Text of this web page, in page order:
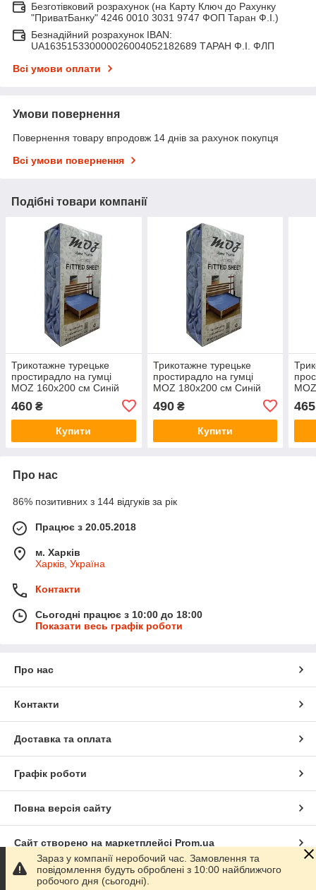
Безготівковий розрахунок (на Карту Ключ до Рахунку
"ПриватБанку" 4246 0010 3031 9747 ФОП Таран Ф.І.)
Безнадійний розрахунок IBAN:
UA163515330000026004052182689 ТАРАН Ф.І. ФЛП
Всі умови оплати
Умови повернення
Повернення товару впродовж 14 днів за рахунок покупця
Всі умови повернення
Подібні товари компанії
Трикотажне турецьке
простирадло на гумці
MOZ 160х200 см Синій
460 ₴
Купити
Трикотажне турецьке
простирадло на гумці
MOZ 180х200 см Синій
490₴
Купити
465
Про нас
86% позитивних з 144 відгуків за рік
Працює з 20.05.2018
м. Харків
Харків, Україна
Контакти
Сьогодні працює з 10:00 до 18:00
Показати весь графік роботи
Про нас
Контакти
Доставка та оплата
Графік роботи
Повна версія сайту
Сайт створено на маркетплейсі Prom.ua
Політика конфіденційності
Зараз у компанії неробочий час. Замовлення та
повідомлення будуть оброблені з 10:00 найближчого
робочого дня (сьогодні).